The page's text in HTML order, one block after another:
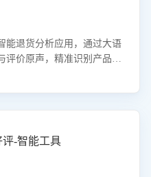
能退货分析应用，通过大语
评价原声，精准识别产品质
产品迭代，从根本上降低
-智能工具